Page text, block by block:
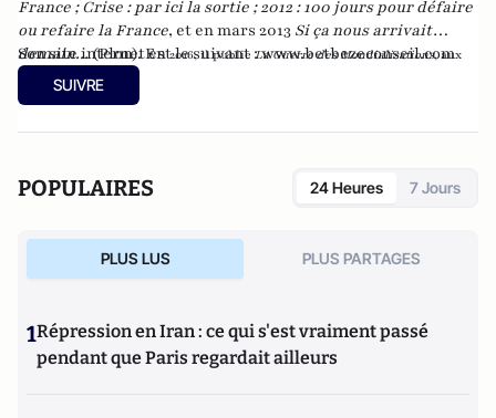
France ; Crise : par ici la sortie ; 2012 : 100 jours pour défaire
ou refaire la France, et en mars 2013 Si ça nous arrivait
demain...(Plon). En2016, il publie La Guerre des Mondialisations, aux
éditions Economica
et en 2017 "La France, ce malade imaginaire"
chez le même éditeur.
Son site internet est le suivant :www.betbezeconseil.com
SUIVRE
POPULAIRES 24 Heures 7 Jours
PLUS LUS PLUS PARTAGES
1Répression en Iran : ce qui s'est vraiment passé
pendant que Paris regardait ailleurs